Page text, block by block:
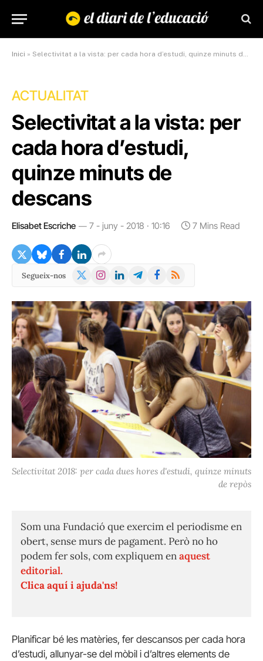
Inici » Selectivitat a la vista: per cada hora d’estudi, quinze minuts de descans
ACTUALITAT
Selectivitat a la vista: per
cada hora d’estudi,
quinze minuts de
descans
Elisabet Escriche 7 - juny - 2018 · 10:16 7 Mins Read
Segueix-nos
X
Instagram
LinkedInTelegramFacebook
RSS
Selectivitat 2018: per cada dues hores d'estudi, quinze minuts
de repòs
Som una Fundació que exercim el periodisme en
obert, sense murs de pagament. Però no ho
podem fer sols, com expliquem enaquest
editorial.
Clica aquí i ajuda'ns!
Planificar bé les matèries, fer descansos per cada hora
d’estudi, allunyar-se del mòbil i d’altres elements de